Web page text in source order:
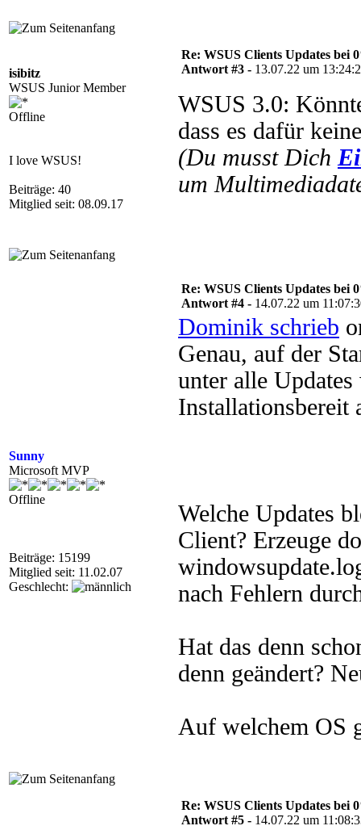
isibitz
WSUS Junior Member
Offline
I love WSUS!
Beiträge: 40
Mitglied seit: 08.09.17
Re: WSUS Clients Updates bei
Antwort #3 - 13.07.22 um
WSUS 3.0:
dass es dafür
(Du musst Dich
um
Sunny
Microsoft MVP
Offline
Beiträge: 15199
Mitglied seit: 11.02.07
Geschlecht:
Re: WSUS Clients Updates bei
Antwort #4 - 14.07.22 um
Dominik schrieb
Genau, auf der
unter alle Updates
Installationsbereit
Welche Updates
Client? Erzeuge
nach Fehlern
Hat das denn
denn geändert?
Auf welchem OS
Re: WSUS Clients Updates bei
Antwort #5 - 14.07.22 um